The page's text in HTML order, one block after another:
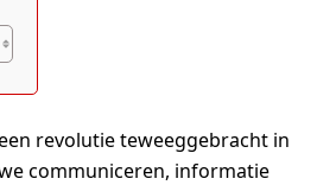
revolutie teweeggebracht in
communiceren, informatie